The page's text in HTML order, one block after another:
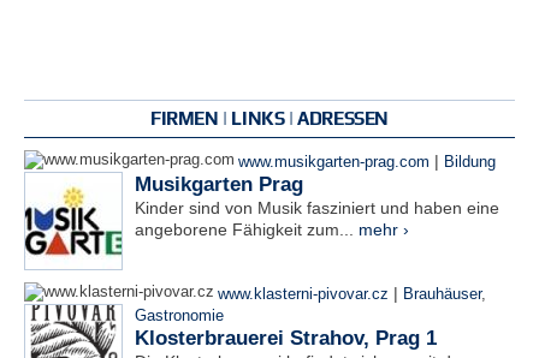
FIRMEN | LINKS | ADRESSEN
www.musikgarten-prag.com | Bildung
Musikgarten Prag
Kinder sind von Musik fasziniert und haben eine
angeborene Fähigkeit zum... mehr ›
www.klasterni-pivovar.cz | Brauhäuser,
Gastronomie
Klosterbrauerei Strahov, Prag 1